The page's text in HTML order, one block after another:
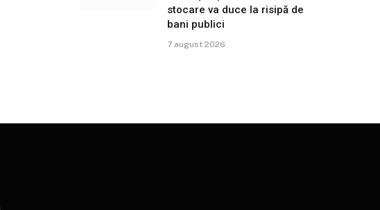
stocare va duce la risipă de
bani publici
7 august 2026